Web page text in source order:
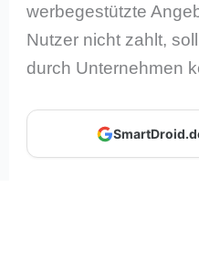
werbegestützte
Nutzer nicht zahlt,
durch Unternehmen